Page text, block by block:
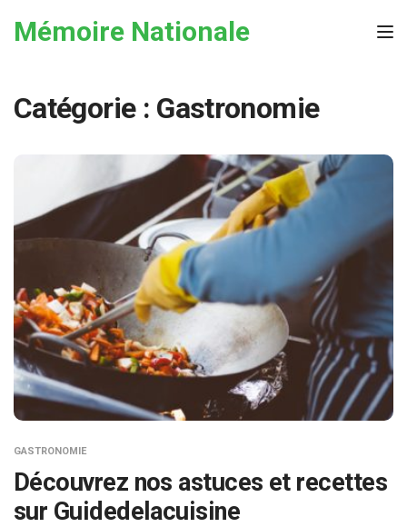
Mémoire Nationale
Catégorie : Gastronomie
GASTRONOMIE
Découvrez nos astuces et recettes
sur Guidedelacuisine